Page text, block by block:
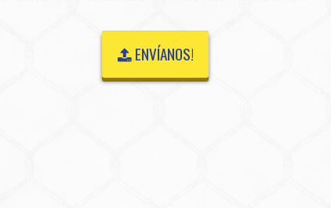
ENVÍANOS!